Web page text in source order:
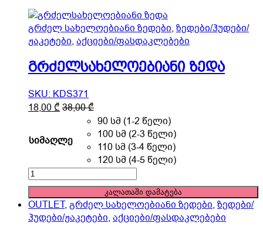
გრძელ სახელოებიანი ზედები, ზედები/ჰუდები/
ჟაკეტები, აქციები/ფასდაკლებები
გრძელსახელოებიანი ზედა
SKU: KDS371
18,00₾38,00₾This
product
has
multiple
variants.
The
options
may
be
chosen
სიმაღლე
90 სმ (1-2 წელი)
100 სმ (2-3 წელი)
110 სმ (3-4 წელი)
120 სმ (4-5 წელი)
გრძელსახელოებიანი
ზედა
quantity
კალათაში დამატება
OUTLET, გრძელ სახელოებიანი ზედები, ზედები/
ჰუდები/ჟაკეტები, აქციები/ფასდაკლებები